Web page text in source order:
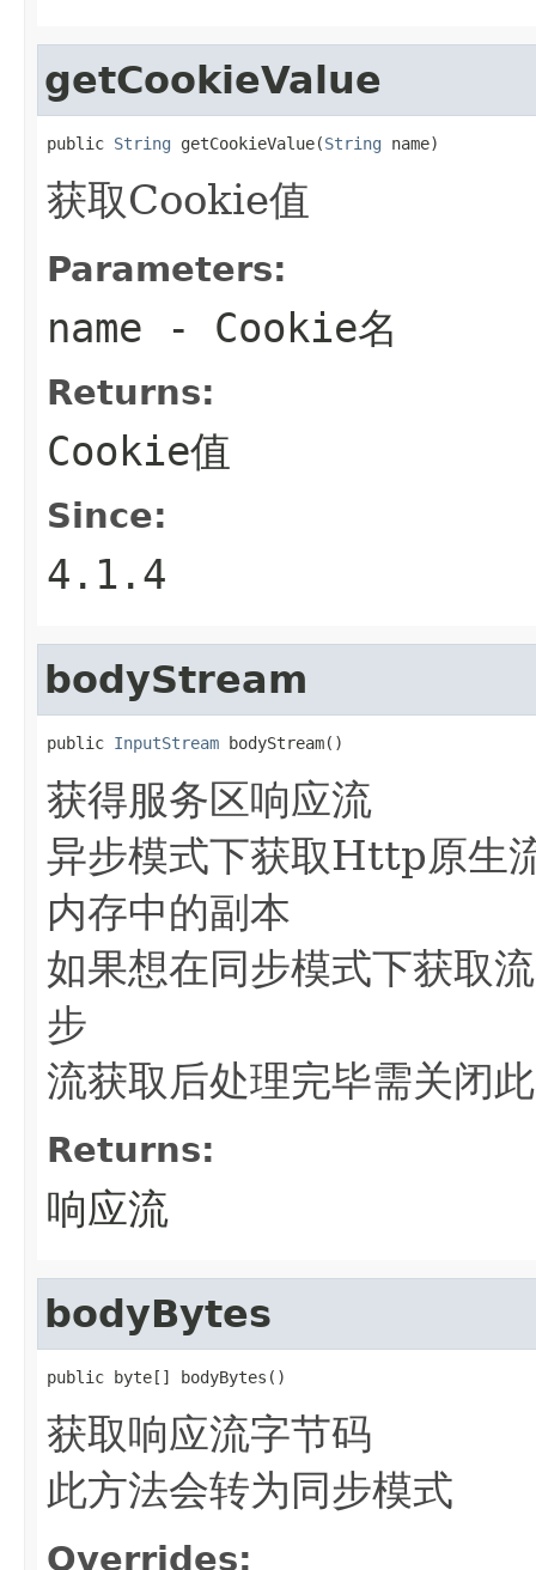
getCookieValue
public String getCookieValue(String name)
获取Cookie值
Parameters:
name - Cookie名
Returns:
Cookie值
Since:
4.1.4
bodyStream
public InputStream bodyStream()
获得服务区响应流
异步模式下获取Http原生
内存中的副本
如果想在同步模式下获取
步
流获取后处理完毕需关闭
Returns:
响应流
bodyBytes
public byte[] bodyBytes()
获取响应流字节码
此方法会转为同步模式
Overrides: